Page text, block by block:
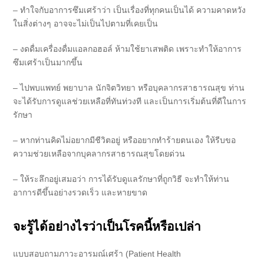
– ทำใจกับอาการซึมเศร้าว่า เป็นเรื่องที่ทุกคนเป็นได้ ความคาดหวัง
ในสิ่งต่างๆ อาจจะไม่เป็นไปตามที่เคยเป็น
– งดดื่มเครื่องดื่มแอลกอฮอล์ ห้ามใช้ยาเสพติด เพราะทำให้อาการ
ซึมเศร้าเป็นมากขึ้น
– ไปพบแพทย์ พยาบาล นักจิตวิทยา หรือบุคลากรสาธารณสุข ท่าน
จะได้รับการดูแลช่วยเหลือที่ทันท่วงที และเป็นการเริ่มต้นที่ดีในการ
รักษา
– หากท่านคิดไม่อยากมีชีวิตอยู่ หรืออยากทำร้ายตนเอง ให้รีบขอ
ความช่วยเหลือจากบุคลากรสาธารณสุขโดยด่วน
– ให้ระลึกอยู่เสมอว่า การได้รับดูแลรักษาที่ถูกวิธี จะทำให้ท่าน
อาการดีขึ้นอย่างรวดเร็ว และหายขาด
จะรู้ได้อย่างไรว่าเป็นโรคนี้หรือเปล่า
แบบสอบถามภาวะอารมณ์เศร้า (Patient Health